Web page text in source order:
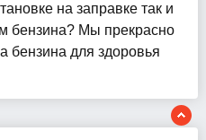
на заправке так и
бензина? Мы прекрасно
бензина для здоровья